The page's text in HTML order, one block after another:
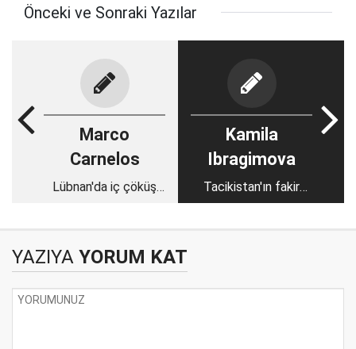
Önceki ve Sonraki Yazılar
Marco
Carnelos
Lübnan'da iç çöküş
Kamila
Ibragimova
Tacikistan'ın fakir
gençlerden oluşan
YAZIYA YORUM KAT